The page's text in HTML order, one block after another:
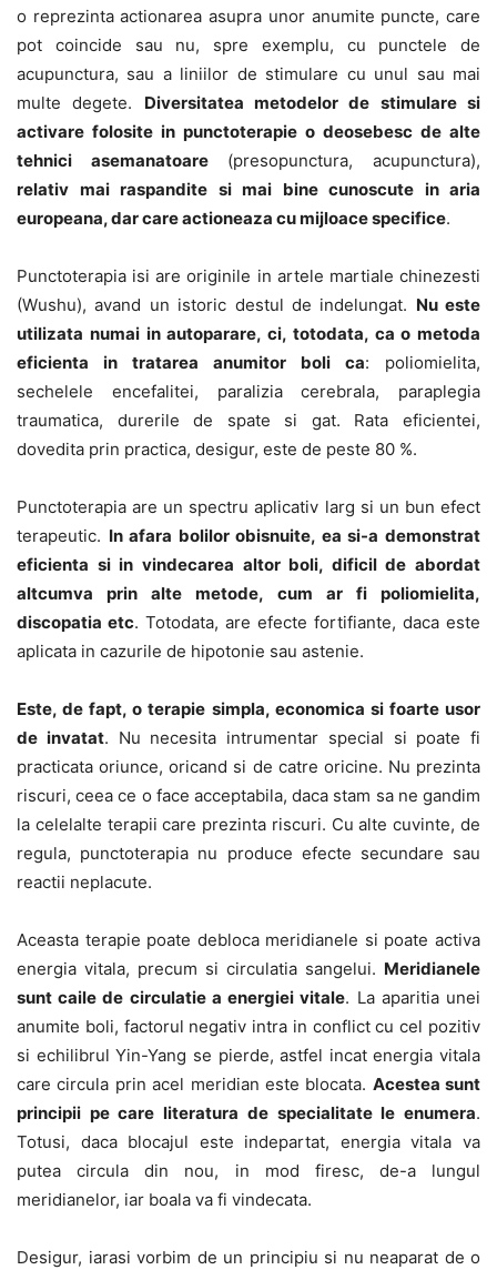
o reprezinta actionarea asupra unor anumite puncte, care
pot coincide sau nu, spre exemplu, cu punctele de
acupunctura, sau a liniilor de stimulare cu unul sau mai
multe degete. Diversitatea metodelor de stimulare si
activare folosite in punctoterapie o deosebesc de alte
tehnici asemanatoare(presopunctura, acupunctura),
relativ mai raspandite si mai bine cunoscute in aria
europeana, dar care actioneaza cu mijloace specifice.
Punctoterapia isi are originile in artele martiale chinezesti
(Wushu), avand un istoric destul de indelungat. Nu este
utilizata numai in autoparare, ci, totodata, ca o metoda
eficienta in tratarea anumitor boli ca: poliomielita,
sechelele encefalitei, paralizia cerebrala, paraplegia
traumatica, durerile de spate si gat. Rata eficientei,
dovedita prin practica, desigur, este de peste 80 %.
Punctoterapia are un spectru aplicativ larg si un bun efect
terapeutic. In afara bolilor obisnuite, ea si-a demonstrat
eficienta si in vindecarea altor boli, dificil de abordat
altcumva prin alte metode, cum ar fi poliomielita,
discopatia etc. Totodata, are efecte fortifiante, daca este
aplicata in cazurile de hipotonie sau astenie.
Este, de fapt, o terapie simpla, economica si foarte usor
de invatat. Nu necesita intrumentar special si poate fi
practicata oriunce, oricand si de catre oricine. Nu prezinta
riscuri, ceea ce o face acceptabila, daca stam sa ne gandim
la celelalte terapii care prezinta riscuri. Cu alte cuvinte, de
regula, punctoterapia nu produce efecte secundare sau
reactii neplacute.
Aceasta terapie poate debloca meridianele si poate activa
energia vitala, precum si circulatia sangelui. Meridianele
sunt caile de circulatie a energiei vitale. La aparitia unei
anumite boli, factorul negativ intra in conflict cu cel pozitiv
si echilibrul Yin-Yang se pierde, astfel incat energia vitala
care circula prin acel meridian este blocata. Acestea sunt
principii pe care literatura de specialitate le enumera.
Totusi, daca blocajul este indepartat, energia vitala va
putea circula din nou, in mod firesc, de-a lungul
meridianelor, iar boala va fi vindecata.
Desigur, iarasi vorbim de un principiu si nu neaparat de o